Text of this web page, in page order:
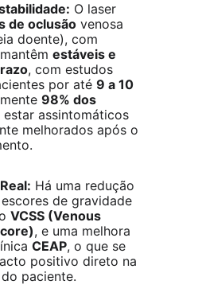
O laser
de oclusão venosa
doente), com
estáveis e
, com estudos
por até 9 a 10
98% dos
estar assintomáticos
melhorados após o
Há uma redução
de gravidade
VCSS (Venous
, e uma melhora
CEAP, o que se
positivo direto na
do paciente.